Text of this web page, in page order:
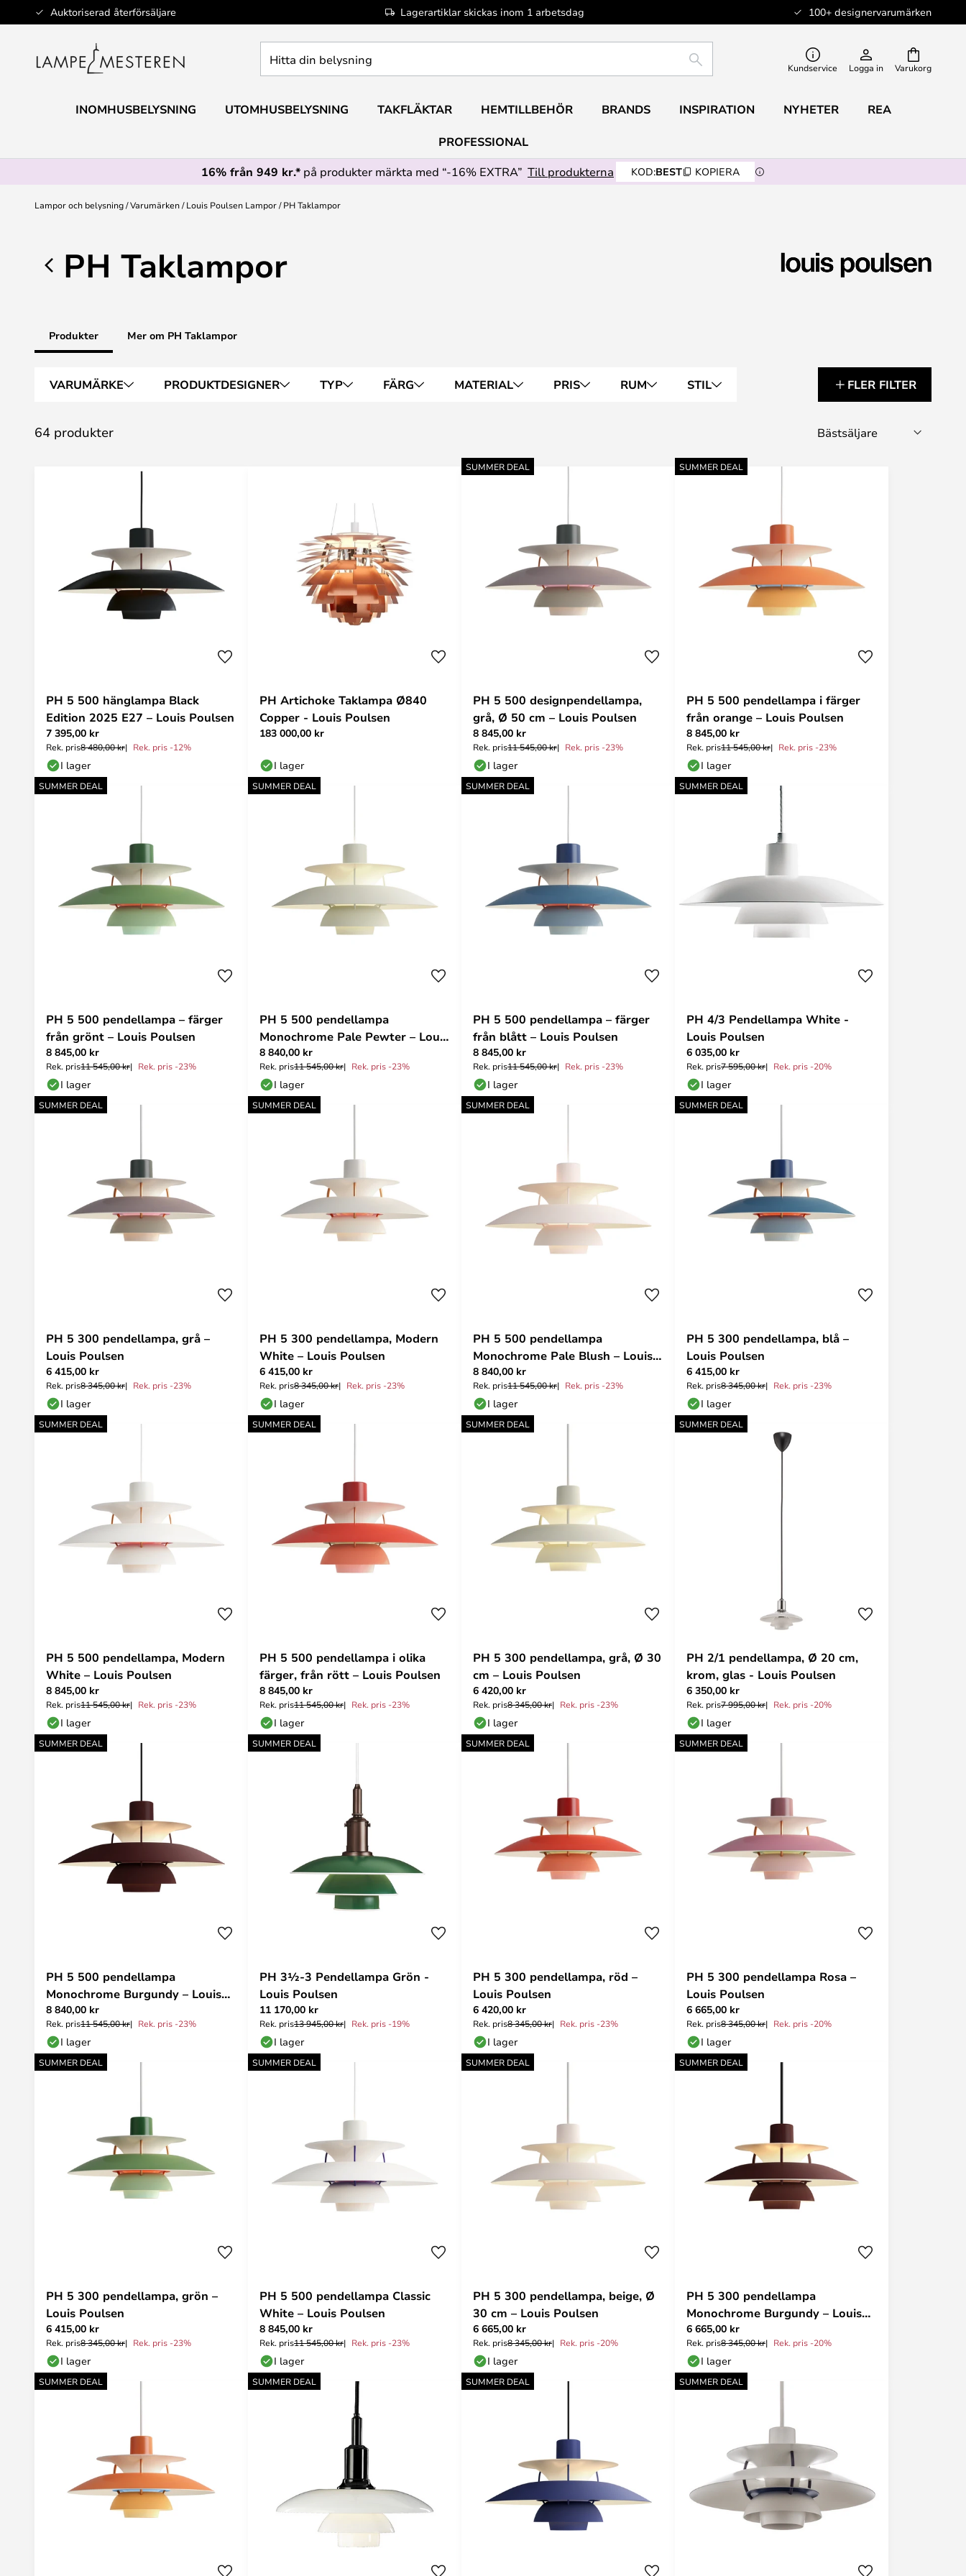
Auktoriserad återförsäljare Lagerartiklar skickas inom 1 arbetsdag 100+ designervarumärken
Hoppa
till
Varukorg
din
SÖK Kundservice Logga in
INOMHUSBELYSNING UTOMHUSBELYSNING TAKFLÄKTAR HEMTILLBEHÖR BRANDS INSPIRATION NYHETER REA
PROFESSIONAL
16% från 949 kr.* på produkter märkta med “-16% EXTRA” Till produkterna KOD:BEST KOPIERA
Lampor och belysning Varumärken Louis Poulsen Lampor PH Taklampor
PH Taklampor
Produkter Mer om PH Taklampor
VARUMÄRKE PRODUKTDESIGNER TYP FÄRG MATERIAL PRIS RUM STIL FLER FILTER
64 produkter
PH 5 500 hänglampa Black
Edition 2025 E27 – Louis Poulsen
7 395,00 kr
Rek. pris8 480,00 kr Rek. pris -12%
I lager
PH Artichoke Taklampa Ø840
Copper - Louis Poulsen
183 000,00 kr
I lager
SUMMER DEAL
PH 5 500 designpendellampa,
grå, Ø 50 cm – Louis Poulsen
8 845,00 kr
Rek. pris11 545,00 kr Rek. pris -23%
I lager
SUMMER DEAL
PH 5 500 pendellampa i färger
från orange – Louis Poulsen
8 845,00 kr
Rek. pris11 545,00 kr Rek. pris -23%
I lager
SUMMER DEAL
PH 5 500 pendellampa – färger
från grönt – Louis Poulsen
8 845,00 kr
Rek. pris11 545,00 kr Rek. pris -23%
I lager
SUMMER DEAL
PH 5 500 pendellampa
Monochrome Pale Pewter – Louis
Poulsen
8 840,00 kr
Rek. pris11 545,00 kr Rek. pris -23%
I lager
SUMMER DEAL
PH 5 500 pendellampa – färger
från blått – Louis Poulsen
8 845,00 kr
Rek. pris11 545,00 kr Rek. pris -23%
I lager
SUMMER DEAL
PH 4/3 Pendellampa White -
Louis Poulsen
6 035,00 kr
Rek. pris7 595,00 kr Rek. pris -20%
I lager
SUMMER DEAL
PH 5 300 pendellampa, grå –
Louis Poulsen
6 415,00 kr
Rek. pris8 345,00 kr Rek. pris -23%
I lager
SUMMER DEAL
PH 5 300 pendellampa, Modern
White – Louis Poulsen
6 415,00 kr
Rek. pris8 345,00 kr Rek. pris -23%
I lager
SUMMER DEAL
PH 5 500 pendellampa
Monochrome Pale Blush – Louis
Poulsen
8 840,00 kr
Rek. pris11 545,00 kr Rek. pris -23%
I lager
SUMMER DEAL
PH 5 300 pendellampa, blå –
Louis Poulsen
6 415,00 kr
Rek. pris8 345,00 kr Rek. pris -23%
I lager
SUMMER DEAL
PH 5 500 pendellampa, Modern
White – Louis Poulsen
8 845,00 kr
Rek. pris11 545,00 kr Rek. pris -23%
I lager
SUMMER DEAL
PH 5 500 pendellampa i olika
färger, från rött – Louis Poulsen
8 845,00 kr
Rek. pris11 545,00 kr Rek. pris -23%
I lager
SUMMER DEAL
PH 5 300 pendellampa, grå, Ø 30
cm – Louis Poulsen
6 420,00 kr
Rek. pris8 345,00 kr Rek. pris -23%
I lager
SUMMER DEAL
PH 2/1 pendellampa, Ø 20 cm,
krom, glas - Louis Poulsen
6 350,00 kr
Rek. pris7 995,00 kr Rek. pris -20%
I lager
SUMMER DEAL
PH 5 500 pendellampa
Monochrome Burgundy – Louis
Poulsen
8 840,00 kr
Rek. pris11 545,00 kr Rek. pris -23%
I lager
SUMMER DEAL
PH 3½-3 Pendellampa Grön -
Louis Poulsen
11 170,00 kr
Rek. pris13 945,00 kr Rek. pris -19%
I lager
SUMMER DEAL
PH 5 300 pendellampa, röd –
Louis Poulsen
6 420,00 kr
Rek. pris8 345,00 kr Rek. pris -23%
I lager
SUMMER DEAL
PH 5 300 pendellampa Rosa –
Louis Poulsen
6 665,00 kr
Rek. pris8 345,00 kr Rek. pris -20%
I lager
SUMMER DEAL
PH 5 300 pendellampa, grön –
Louis Poulsen
6 415,00 kr
Rek. pris8 345,00 kr Rek. pris -23%
I lager
SUMMER DEAL
PH 5 500 pendellampa Classic
White – Louis Poulsen
8 845,00 kr
Rek. pris11 545,00 kr Rek. pris -23%
I lager
SUMMER DEAL
PH 5 300 pendellampa, beige, Ø
30 cm – Louis Poulsen
6 665,00 kr
Rek. pris8 345,00 kr Rek. pris -20%
I lager
SUMMER DEAL
PH 5 300 pendellampa
Monochrome Burgundy – Louis
Poulsen
6 665,00 kr
Rek. pris8 345,00 kr Rek. pris -20%
I lager
SUMMER DEAL SUMMER DEAL SUMMER DEAL SUMMER DEAL